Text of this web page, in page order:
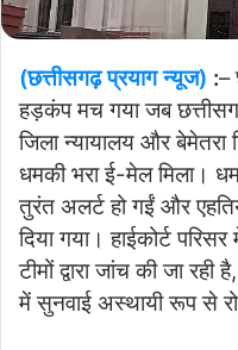
(छत्तीसगढ़ प्रयाग न्यूज) :–
हड़कंप मच गया जब
जिला न्यायालय और
धमकी भरा ई-मेल मिला।
तुरंत अलर्ट हो गईं और
दिया गया। हाईकोर्ट
टीमों द्वारा जांच की जा
में सुनवाई अस्थायी रूप से